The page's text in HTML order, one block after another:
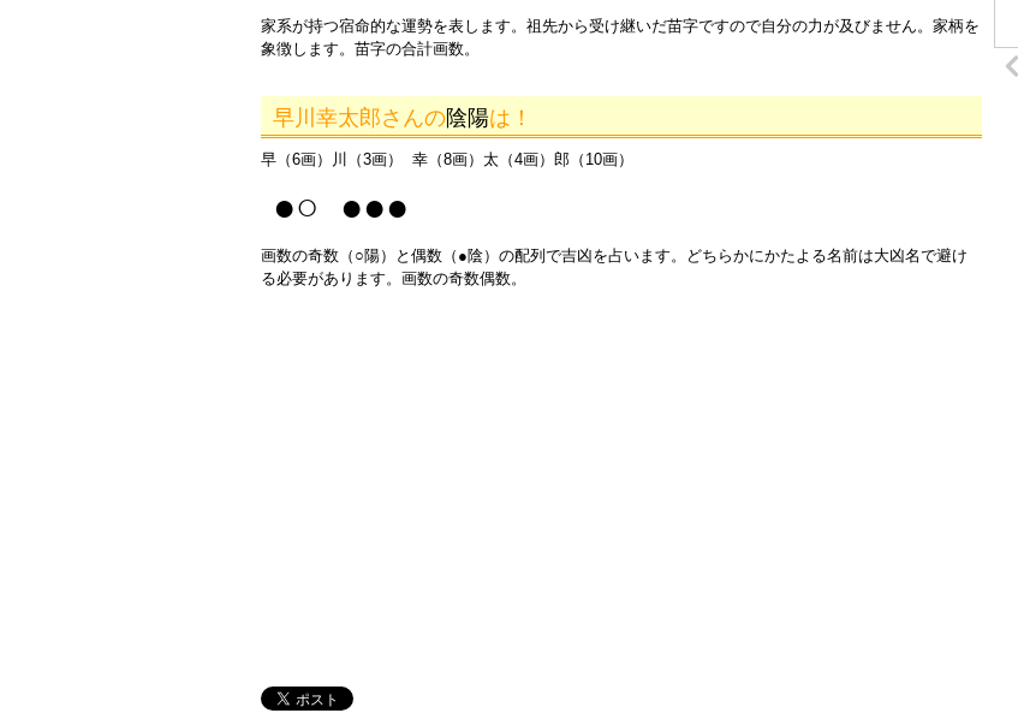
家系が持つ宿命的な運勢を表します。祖先から受け継いだ苗字ですので自分の力が及びません。家柄を
象徴します。苗字の合計画数。
早川幸太郎さんの陰陽は！
早（6画）川（3画） 幸（8画）太（4画）郎（10画）
●○ ●●●
画数の奇数（○陽）と偶数（●陰）の配列で吉凶を占います。どちらかにかたよる名前は大凶名で避け
る必要があります。画数の奇数偶数。